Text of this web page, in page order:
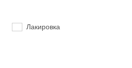
Лакировка